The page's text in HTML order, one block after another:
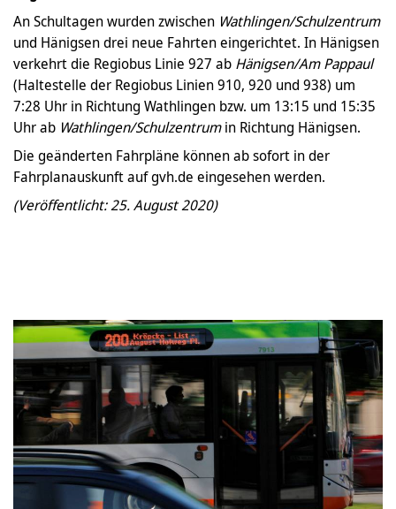
An Schultagen wurden zwischen Wathlingen/Schulzentrum
und Hänigsen drei neue Fahrten eingerichtet. In Hänigsen
verkehrt die Regiobus Linie 927 ab Hänigsen/Am Pappaul
(Haltestelle der Regiobus Linien 910, 920 und 938) um
7:28 Uhr in Richtung Wathlingen bzw. um 13:15 und 15:35
Uhr ab Wathlingen/Schulzentrumin Richtung Hänigsen.
Die geänderten Fahrpläne können ab sofort in der
Fahrplanauskunft auf gvh.de eingesehen werden.
(Veröffentlicht: 25. August 2020)